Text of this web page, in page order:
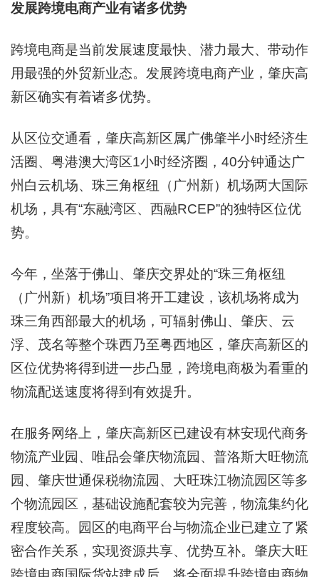
发展跨境电商产业有诸多优势
跨境电商是当前发展速度最快、潜力最大、带动作
用最强的外贸新业态。发展跨境电商产业，肇庆高
新区确实有着诸多优势。
从区位交通看，肇庆高新区属广佛肇半小时经济生
活圈、粤港澳大湾区1小时经济圈，40分钟通达广
州白云机场、珠三角枢纽（广州新）机场两大国际
机场，具有“东融湾区、西融RCEP”的独特区位优
势。
今年，坐落于佛山、肇庆交界处的“珠三角枢纽
（广州新）机场”项目将开工建设，该机场将成为
珠三角西部最大的机场，可辐射佛山、肇庆、云
浮、茂名等整个珠西乃至粤西地区，肇庆高新区的
区位优势将得到进一步凸显，跨境电商极为看重的
物流配送速度将得到有效提升。
在服务网络上，肇庆高新区已建设有林安现代商务
物流产业园、唯品会肇庆物流园、普洛斯大旺物流
园、肇庆世通保税物流园、大旺珠江物流园区等多
个物流园区，基础设施配套较为完善，物流集约化
程度较高。园区的电商平台与物流企业已建立了紧
密合作关系，实现资源共享、优势互补。肇庆大旺